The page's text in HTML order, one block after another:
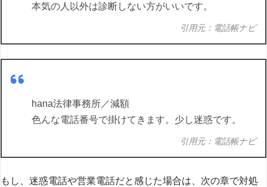
本気の人以外は診断しない方がいいです。
引用元：電話帳ナビ
hana法律事務所／減額
色んな電話番号で掛けてきます。少し迷惑です。
引用元：電話帳ナビ
もし、迷惑電話や営業電話だと感じた場合は、次の章で対処